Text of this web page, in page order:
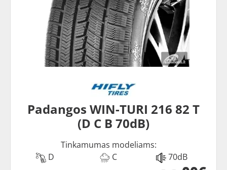
Padangos WIN-TURI 216 82 T
(D C B 70dB)
Tinkamumas modeliams:
D
C 70dB